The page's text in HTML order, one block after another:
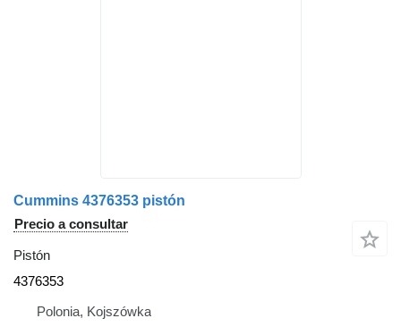
Cummins 4376353 pistón
Precio a consultar
Pistón
4376353
Polonia, Kojszówka